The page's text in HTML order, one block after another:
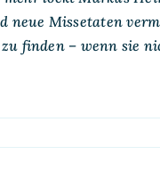
neue Missetaten
finden – wenn sie